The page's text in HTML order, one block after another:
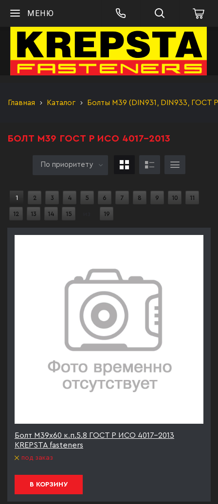
МЕНЮ
Главная Каталог Болты М39 (DIN931, DIN933,
БОЛТ М39 ГОСТ Р ИСО 4017-2013
По приоритету
1 2 3 4 5 6 7 8 9 10 11
12 13 14 15 19
Болт М39х60 к.п.5.8 ГОСТ Р ИСО 4017-2013
KREPSTA fasteners
под заказ
В КОРЗИНУ